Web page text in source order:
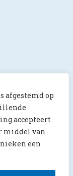
afgestemd op
accepteert
middel van
een